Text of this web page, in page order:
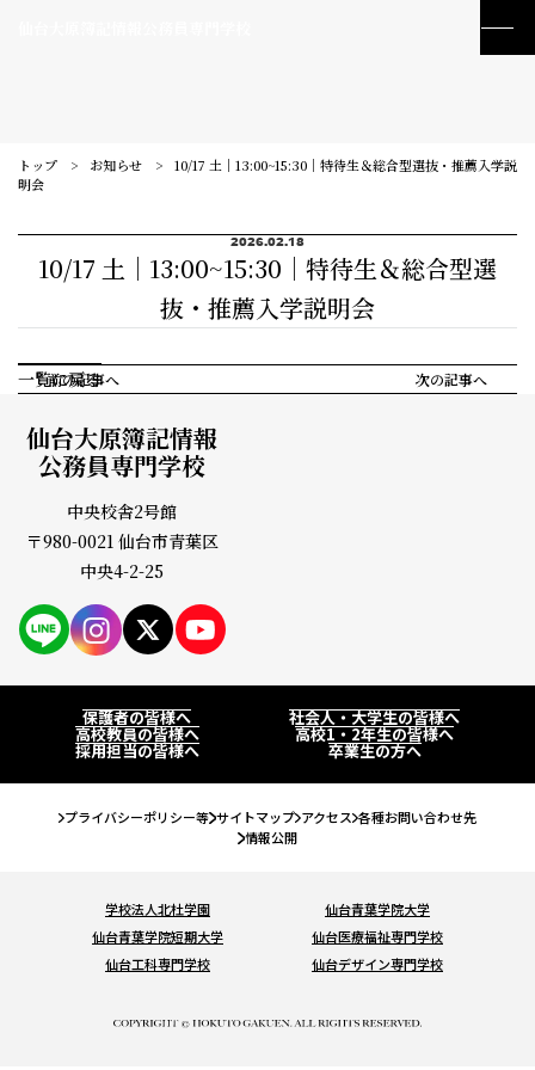
訪問者別メニュー
保護者の皆様へ
社会人・大学生の皆様へ
高校教員の皆様へ
高校1・2年生の皆様へ
卒業生の方へ
仙台大原ってこんな学校
学校紹介
公務員・就職・資格に強い10の理由
学生紹介
キャンパスライフ
公務員系
事務系
IT・ビジネス系
公務員・就職・資格実績
公務員合格実績
資格・検定合格実績
入試・学費・特待生制度
コンビニ決済（選考料）
オープンキャンパスに申し込む
トップ お知らせ
10/17 土｜13:00~15:30｜特待生＆総合型選抜・推薦入学説
明会
2026.02.18
10/17 土｜13:00~15:30｜特待生＆総合型選
抜・推薦入学説明会
前の記事へ
一覧に戻る 次の記事へ
仙台大原簿記情報
公務員専門学校
中央校舎2号館
〒980-0021 仙台市青葉区
中央4-2-25
保護者の皆様へ 社会人・大学生の皆様へ
高校教員の皆様へ 高校1・2年生の皆様へ
採用担当の皆様へ 卒業生の方へ
プライバシーポリシー等 サイトマップ アクセス 各種お問い合わせ先
情報公開
学校法人北杜学園
仙台青葉学院大学
仙台青葉学院短期大学
仙台医療福祉専門学校
仙台工科専門学校
仙台デザイン専門学校